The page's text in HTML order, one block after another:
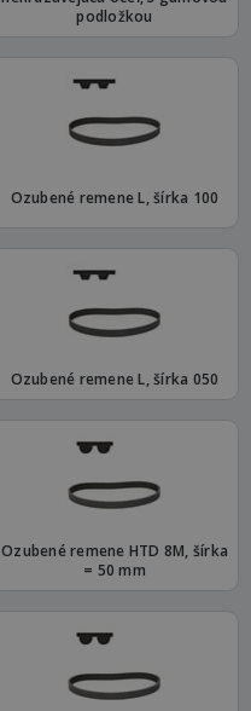
podložkou
Ozubené remene L, šírka 100
Ozubené remene L, šírka 050
Ozubené remene HTD 8M, šírka
= 50 mm